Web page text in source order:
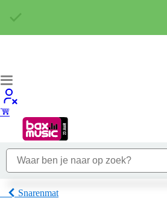
Snarenmat